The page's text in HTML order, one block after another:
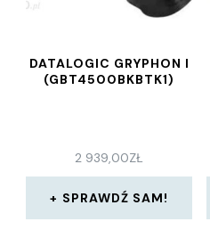
DATALOGIC GRYPHON I
(GBT4500BKBTK1)
2 939,00ZŁ
SPRAWDŹ SAM!